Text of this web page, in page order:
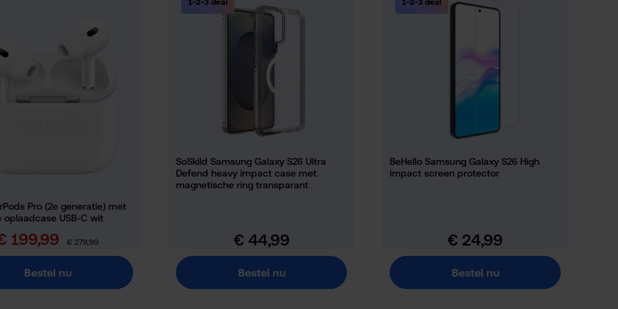
Pro (2e generatie) met
oplaadcase USB-C wit
199,99 Normale prijs:
€ 279,99
Bestel nu
1-2-3 deal
SoSkild Samsung Galaxy S26 Ultra
Defend heavy impact case met
magnetische ring transparant
Normale prijs:
€ 44,99
Bestel nu
1-2-3 deal
BeHello Samsung Galaxy S26 High
impact screen protector
Normale prijs:
€ 24,99
Bestel nu